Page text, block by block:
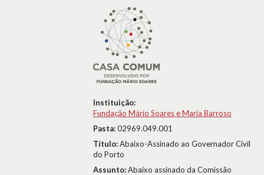
Instituição:
Fundação Mário Soares e Maria Barroso
Pasta:02969.049.001
Título:Abaixo-Assinado ao Governador Civil
do Porto
Assunto:Abaixo assinado da Comissão